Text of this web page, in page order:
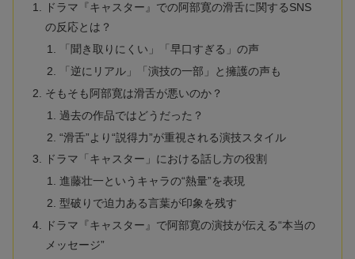
ドラマ『キャスター』での阿部寛の滑舌に関するSNS
の反応とは？
「聞き取りにくい」「早口すぎる」の声
「逆にリアル」「演技の一部」と擁護の声も
そもそも阿部寛は滑舌が悪いのか？
過去の作品ではどうだった？
“滑舌”より“説得力”が重視される演技スタイル
ドラマ「キャスター」における話し方の役割
進藤壮一というキャラの“熱量”を表現
型破りで迫力ある言葉が印象を残す
ドラマ『キャスター』で阿部寛の演技が伝える“本当の
メッセージ”